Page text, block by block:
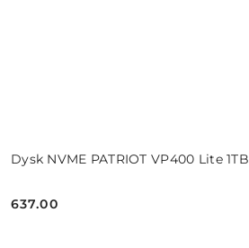
Dysk NVME PATRIOT VP400 Lite 1TB
Cena:
637.00